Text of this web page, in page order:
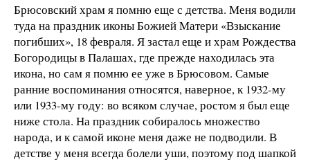
Брюсовский храм я помню еще с детства. Меня водили
туда на праздник иконы Божией Матери «Взыскание
погибших», 18 февраля. Я застал еще и храм Рождества
Богородицы в Палашах, где прежде находилась эта
икона, но сам я помню ее уже в Брюсовом. Самые
ранние воспоминания относятся, наверное, к 1932-му
или 1933-му году: во всяком случае, ростом я был еще
ниже стола. На праздник собиралось множество
народа, и к самой иконе меня даже не подводили. В
детстве у меня всегда болели уши, поэтому под шапкой